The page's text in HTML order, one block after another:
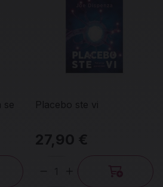
se
Placebo ste vi
27,90 €
Količina